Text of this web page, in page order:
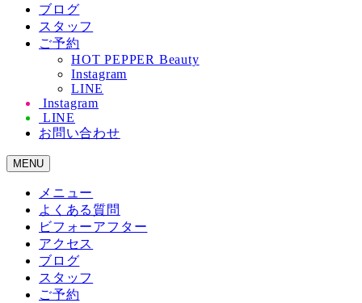
ブログ
スタッフ
ご予約
HOT PEPPER Beauty
Instagram
LINE
Instagram
LINE
お問い合わせ
MENU
メニュー
よくある質問
ビフォーアフター
アクセス
ブログ
スタッフ
ご予約